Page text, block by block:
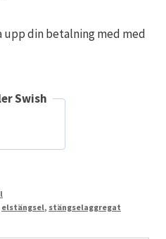
din betalning med med
Swish
elstängsel, stängselaggregat